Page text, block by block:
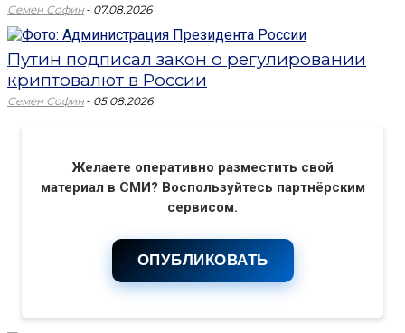
Семен Софин - 07.08.2026
Путин подписал закон о регулировании
криптовалют в России
Семен Софин - 05.08.2026
Желаете оперативно разместить свой
материал в СМИ? Воспользуйтесь партнёрским
сервисом.
ОПУБЛИКОВАТЬ